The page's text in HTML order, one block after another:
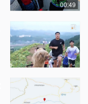
00:49